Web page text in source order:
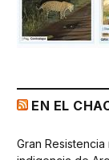
EN EL
Gran